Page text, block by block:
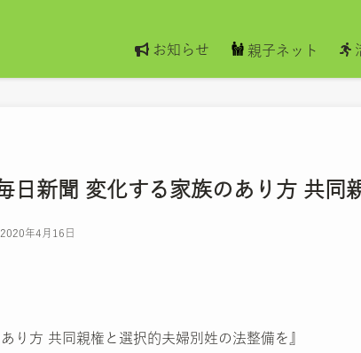
お知らせ 親子ネット
日新聞 変化する家族のあり方 共同
2020年4月16日
り方 共同親権と選択的夫婦別姓の法整備を』